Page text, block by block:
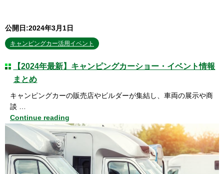
公開日:2024年3月1日
キャンピングカー活用イベント
【2024年最新】キャンピングカーショー・イベント情報
まとめ
キャンピングカーの販売店やビルダーが集結し、車両の展示や商
談 …
Continue reading